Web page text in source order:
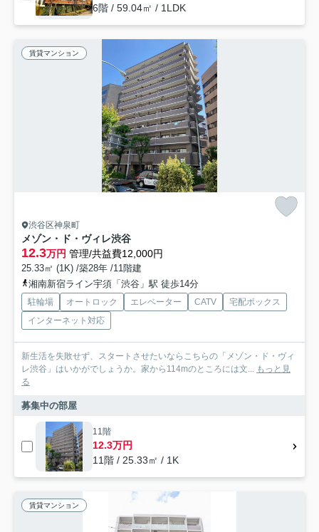
6階 / 59.04㎡ / 1LDK
賃貸マンション
渋谷区神泉町
メゾン・ド・ヴィレ渋谷
12.3万円 管理/共益費12,000円
25.33㎡ (1K) /築28年 /11階建
湘南新宿ライン宇須「渋谷」駅 徒歩14分
駐輪場 オートロック エレベーター CATV
宅配ボックス
インターネット対応
新生活を失敗せず、スタートさせたいならこちらの「メゾン・ド・ヴィ
レ渋谷」はいかがでしょうか。家から114mのところには文... もっと見
る
募集中の部屋
11階
12.3万円
11階 / 25.33㎡ / 1K
賃貸マンション